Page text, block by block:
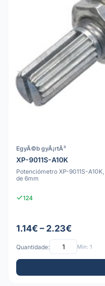
EgyÃ©b gyÃ¡rtÃ³
XP-9011S-A10K
Potenciómetro XP-9011S-
de 6mm
124
1.14€ – 2.23€
Quantidade: Mín: 1